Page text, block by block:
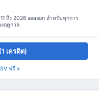
ถึง 2026 season สำหรับทุกการ
ฤดูกาล
เครดิต)
ฟรี »